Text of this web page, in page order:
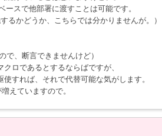
スで他部署に渡すことは可能です。
るかどうか、こちらでは分かりませんが。）
で、断言できませんけど）
ロであるとするならばですが、
すれば、それで代替可能な気がします。
えていますので。